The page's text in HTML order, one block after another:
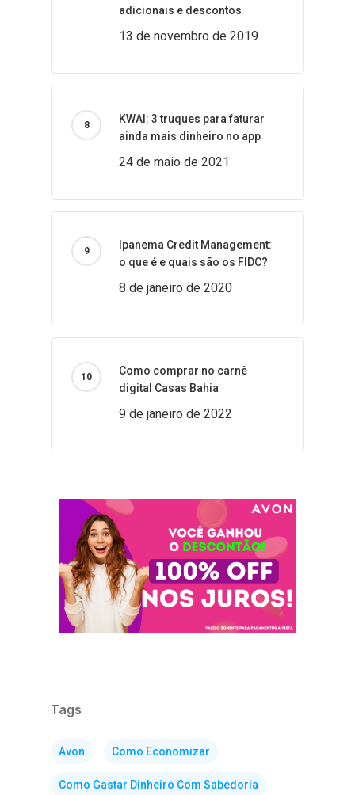
adicionais e descontos
13 de novembro de 2019
KWAI: 3 truques para faturar
ainda mais dinheiro no app
24 de maio de 2021
Ipanema Credit Management:
o que é e quais são os FIDC?
8 de janeiro de 2020
Como comprar no carnê
digital Casas Bahia
9 de janeiro de 2022
Tags
Avon Como Economizar
Como Gastar Dinheiro Com Sabedoria